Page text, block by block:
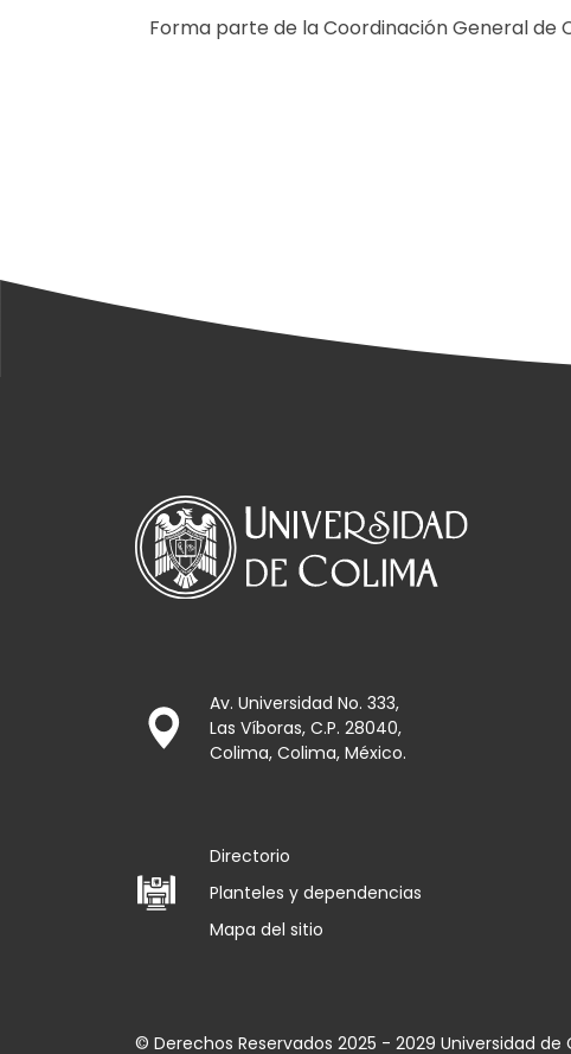
Forma parte de la Coordinación General de
Av. Universidad No. 333,
Las Víboras, C.P. 28040,
Colima, Colima, México.
Directorio
Planteles y dependencias
Mapa del sitio
© Derechos Reservados 2025 - 2029 Universidad de